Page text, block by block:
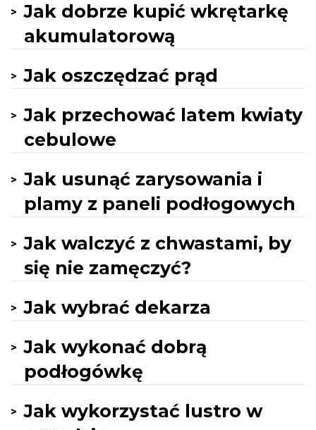
Jak dobrze kupić wkrętarkę
akumulatorową
Jak oszczędzać prąd
Jak przechować latem kwiaty
cebulowe
Jak usunąć zarysowania i
plamy z paneli podłogowych
Jak walczyć z chwastami, by
się nie zamęczyć?
Jak wybrać dekarza
Jak wykonać dobrą
podłogówkę
Jak wykorzystać lustro w